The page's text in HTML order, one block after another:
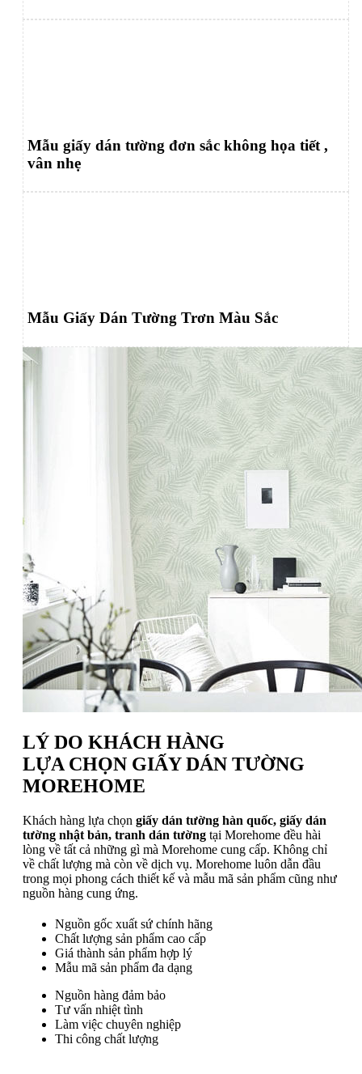
Mẫu giấy dán tường đơn sắc không họa tiết ,
vân nhẹ
Mẫu Giấy Dán Tường Trơn Màu Sắc
LÝ DO KHÁCH HÀNG
LỰA CHỌN GIẤY DÁN TƯỜNG
MOREHOME
Khách hàng lựa chọn giấy dán tường hàn quốc, giấy dán
tường nhật bản, tranh dán tường tại Morehome đều hài
lòng về tất cả những gì mà Morehome cung cấp. Không chỉ
về chất lượng mà còn về dịch vụ. Morehome luôn dẫn đầu
trong mọi phong cách thiết kế và mẫu mã sản phẩm cũng như
nguồn hàng cung ứng.
Nguồn gốc xuất sứ chính hãng
Chất lượng sản phẩm cao cấp
Giá thành sản phẩm hợp lý
Mẫu mã sản phẩm đa dạng
Nguồn hàng đảm bảo
Tư vấn nhiệt tình
Làm việc chuyên nghiệp
Thi công chất lượng